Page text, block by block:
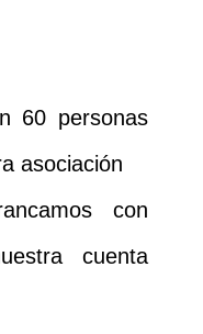
60 personas
asociación
con
cuenta